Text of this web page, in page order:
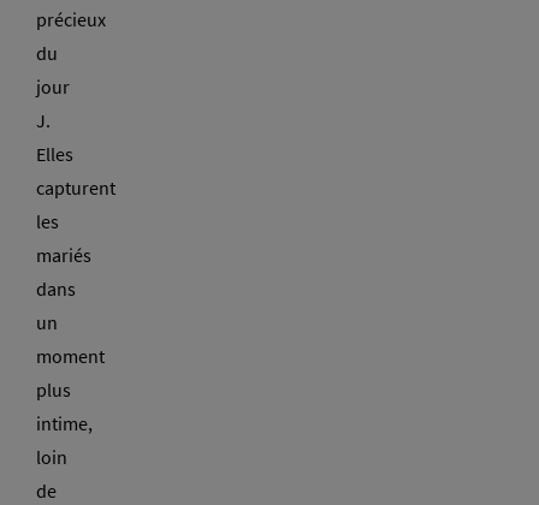
précieux
du
jour
J.
Elles
capturent
les
mariés
dans
un
moment
plus
intime,
loin
de